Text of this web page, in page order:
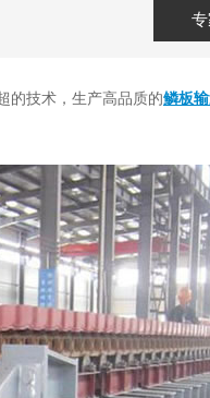
的技术，生产高品质的鳞板